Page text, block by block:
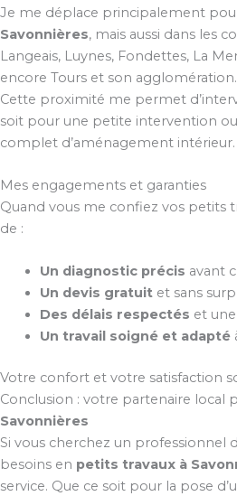
Je me déplace principalement
Savonnières, mais aussi dans les
Langeais, Luynes, Fondettes, La
encore Tours et son agglomération.
Cette proximité me permet
soit pour une petite intervention
complet d’aménagement intérieur.
Mes engagements et garanties
Quand vous me confiez vos petits
de :
Un diagnostic précis avant
Un devis gratuitet sans
Des délais respectés et
Un travail soigné et adapté
Votre confort et votre satisfaction
Conclusion : votre partenaire local
Savonnières
Si vous cherchez un professionnel
besoins en petits travaux à
service. Que ce soit pour la pose